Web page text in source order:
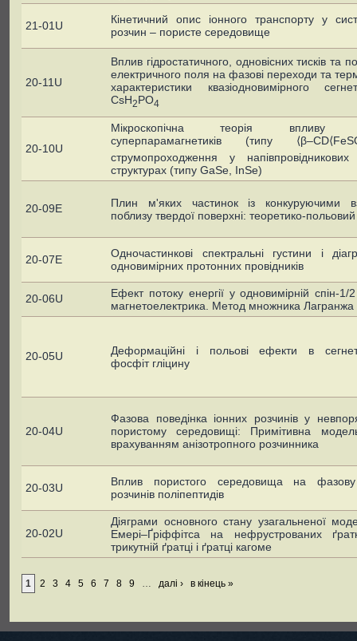
21-01U
Кінетичний опис іонного транспорту у
розчин – пористе середовище
20-11U
Вплив гідростатичного, одновісних тисків та
електричного поля на фазові переходи та
характеристики квазіодновимірного
CsH2PO4
20-10U
Мікроскопічна теорія впливу
суперпарамагнетиків (типу
струмопроходження у
структурах (типу GaSe, InSe)
20-09E
Плин м'яких частинок із конкуруючими
поблизу твердої поверхні: теоретико-польовий
20-07E
Одночастинкові спектральні густини і
одновимірних протонних провідників
20-06U
Ефект потоку енергії у одновимірній спін-1/
магнетоелектрика. Метод множника Лагранжа
20-05U
Деформаційні і польові ефекти в
фосфіт гліцину
20-04U
Фазова поведінка іонних розчинів у
пористому середовищі: Примітивна
врахуванням анізотропного розчинника
20-03U
Вплив пористого середовища на фазову
розчинів поліпептидів
20-02U
Діяграми основного стану узагальненої
Емері–Ґріффітса на нефрустрованих
трикутній ґратці і ґратці кагоме
1 2 3 4 5 6 7 8 9 … далі › в кінець »